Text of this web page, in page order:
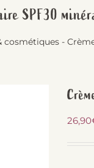
SPF30
cosmétiques -
26,90